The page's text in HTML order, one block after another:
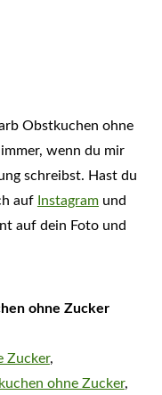
Obstkuchen ohne
wenn du mir
schreibst. Hast du
auf Instagramund
auf dein Foto und
ohne Zucker
Zucker,
ohne Zucker,